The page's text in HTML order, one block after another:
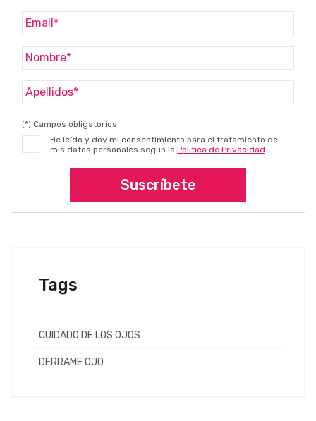
(*) Campos obligatorios
He leído y doy mi consentimiento para el tratamiento de
mis datos personales según la Política de Privacidad
Suscríbete
Tags
CUIDADO DE LOS OJOS
DERRAME OJO